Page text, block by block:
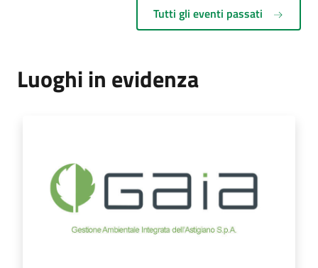
Tutti gli eventi passati
Luoghi in evidenza